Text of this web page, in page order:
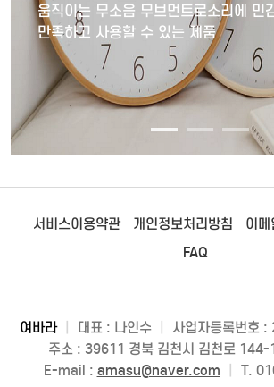
움직이는 무소음 무브먼트로소리에 민
만족하고 사용할 수 있는 제품
서비스이용약관 개인정보처리방침
이
FAQ
여바라 대표 : 나인수 사업자등록번호
주소 : 39611 경북 김천시 김천로 144-
E-mail : amasu@naver.com T.